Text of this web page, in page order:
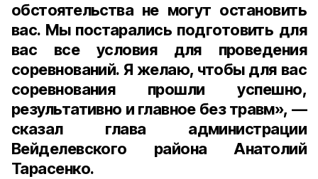
обстоятельства не могут остановить
вас. Мы постарались подготовить для
вас все условия для проведения
соревнований. Я желаю, чтобы для вас
соревнования прошли успешно,
результативно и главное без травм», —
сказал глава администрации
Вейделевского района Анатолий
Тарасенко.